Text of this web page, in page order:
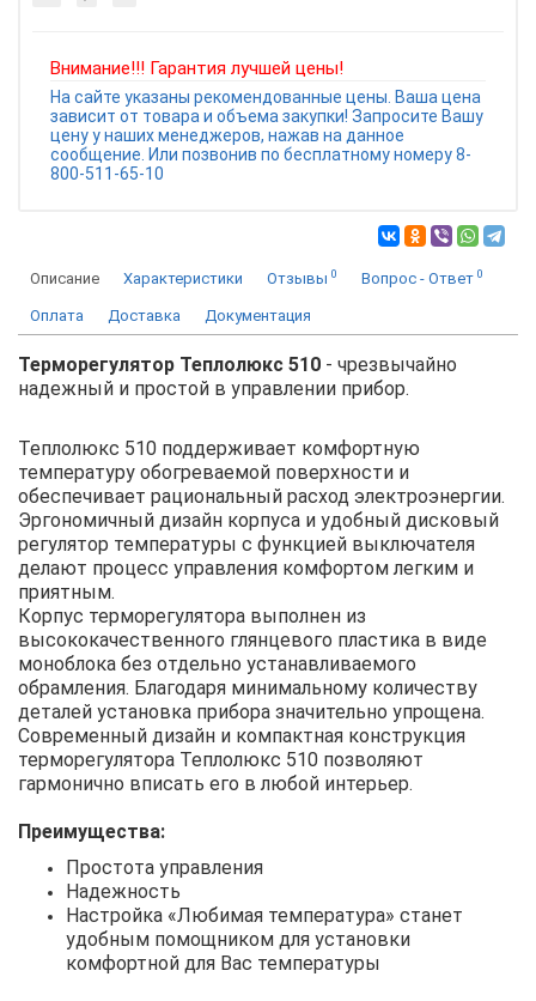
Внимание!!! Гарантия лучшей цены!
На сайте указаны рекомендованные цены. Ваша цена
зависит от товара и объема закупки! Запросите Вашу
цену у наших менеджеров, нажав на данное
сообщение. Или позвонив по бесплатному номеру 8-
800-511-65-10
Описание Характеристики Отзывы 0 Вопрос - Ответ 0
Оплата Доставка Документация
Терморегулятор Теплолюкс 510 - чрезвычайно
надежный и простой в управлении прибор.
Теплолюкс 510 поддерживает комфортную
температуру обогреваемой поверхности и
обеспечивает рациональный расход электроэнергии.
Эргономичный дизайн корпуса и удобный дисковый
регулятор температуры с функцией выключателя
делают процесс управления комфортом легким и
приятным.
Корпус терморегулятора выполнен из
высококачественного глянцевого пластика в виде
моноблока без отдельно устанавливаемого
обрамления. Благодаря минимальному количеству
деталей установка прибора значительно упрощена.
Современный дизайн и компактная конструкция
терморегулятора Теплолюкс 510 позволяют
гармонично вписать его в любой интерьер.
Преимущества:
Простота управления
Надежность
Настройка «Любимая температура» станет
удобным помощником для установки
комфортной для Вас температуры